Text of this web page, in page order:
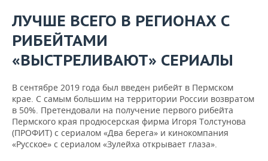
ЛУЧШЕ ВСЕГО В РЕГИОНАХ С
РИБЕЙТАМИ
«ВЫСТРЕЛИВАЮТ» СЕРИАЛЫ
В сентябре 2019 года был введен рибейт в Пермском
крае. С самым большим на территории России возвратом
в 50%. Претендовали на получение первого рибейта
Пермского края продюсерская фирма Игоря Толстунова
(ПРОФИТ) с сериалом «Два берега» и кинокомпания
«Русское» с сериалом «Зулейха открывает глаза».